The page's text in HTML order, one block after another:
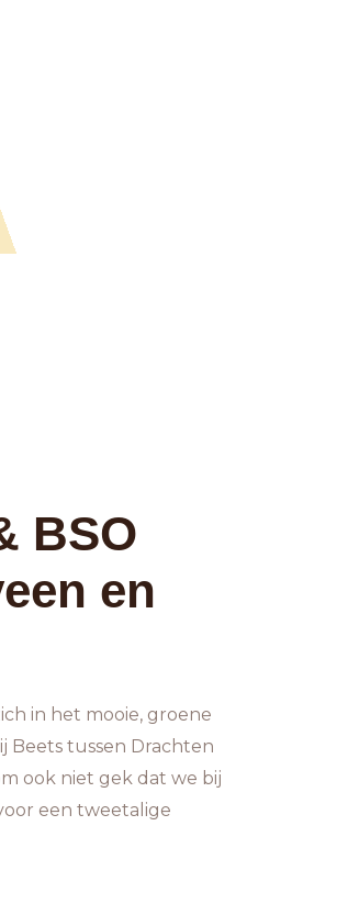
BSO
en
in het mooie, groene
Beets tussen Drachten
ook niet gek dat we bij
een tweetalige